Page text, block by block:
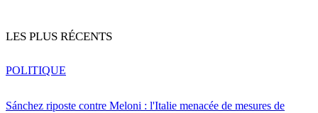
LES PLUS RÉCENTS
Sánchez riposte contre Meloni : l'Italie menacée de mesures de
POLITIQUE